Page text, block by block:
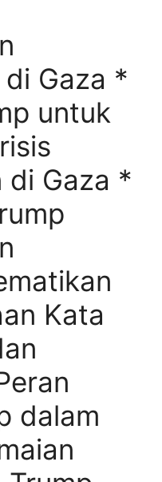
Gaza *
untuk
di Gaza *
Kata
dalam